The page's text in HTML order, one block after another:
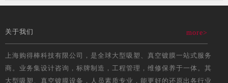
关于我们 more>
上海购得棒科技有限公司，是全球大型吸塑、真空镀膜一站式服务
商。业务集设计咨询，标牌制造，工程管理，维修保养于一体。其
大型吸塑、真空镀膜设备，人员素质专业，能更好的还原出各行业